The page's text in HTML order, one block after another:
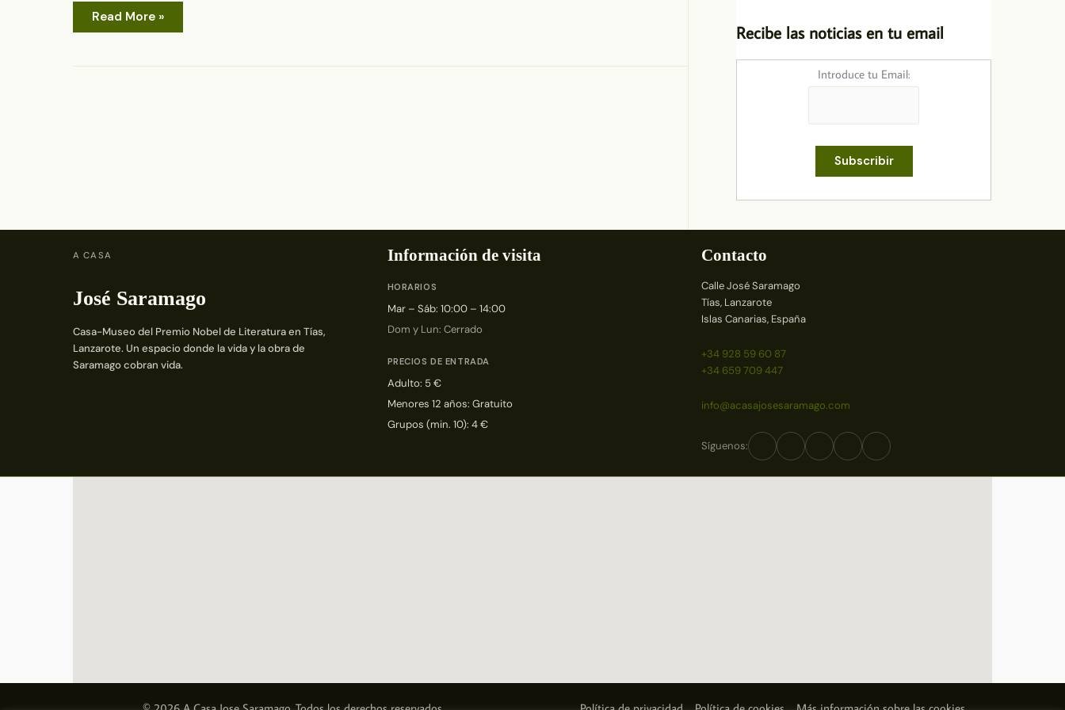
SILA
Read More »
Recibe las noticias en tu email
Introduce tu Email:
A CASA
José Saramago
Casa-Museo del Premio Nobel de Literatura en Tías,
Lanzarote. Un espacio donde la vida y la obra de
Saramago cobran vida.
Información de visita
HORARIOS
Mar – Sáb: 10:00 – 14:00
Dom y Lun: Cerrado
PRECIOS DE ENTRADA
Adulto: 5 €
Menores 12 años: Gratuito
Grupos (min. 10): 4 €
Contacto
Calle José Saramago
Tías, Lanzarote
Islas Canarias, España
+34 928 59 60 87
+34 659 709 447
info@acasajosesaramago.com
Síguenos: